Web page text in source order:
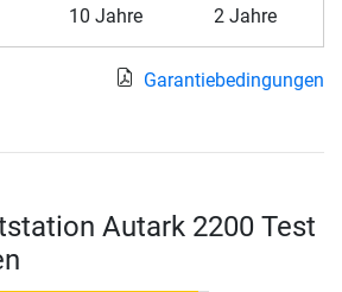
10 Jahre 2 Jahre
Garantiebedingungen
Autark 2200 Test